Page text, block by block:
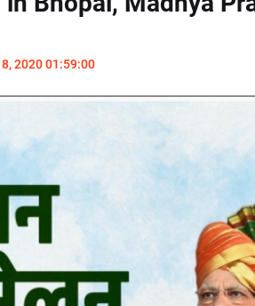
2020 01:59:00